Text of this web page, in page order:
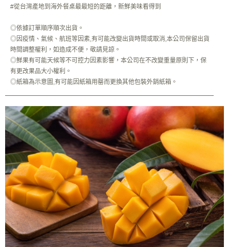
#從台灣產地到海外餐桌最最短的距離，新鮮美味看得到
◎依據訂單順序順次出貨。
◎因疫情、氣候、航班等因素,有可能改變出貨時間或取消,本公司保留出貨
時間調整權利，如造成不便，敬請見諒。
◎鮮果有可能天候等不可控力因素影響，本公司在不改變重量原則下，保
有更改果品大小權利。
◎紙箱為示意圖,有可能因紙箱用罄而更換其他包裝外銷紙箱。